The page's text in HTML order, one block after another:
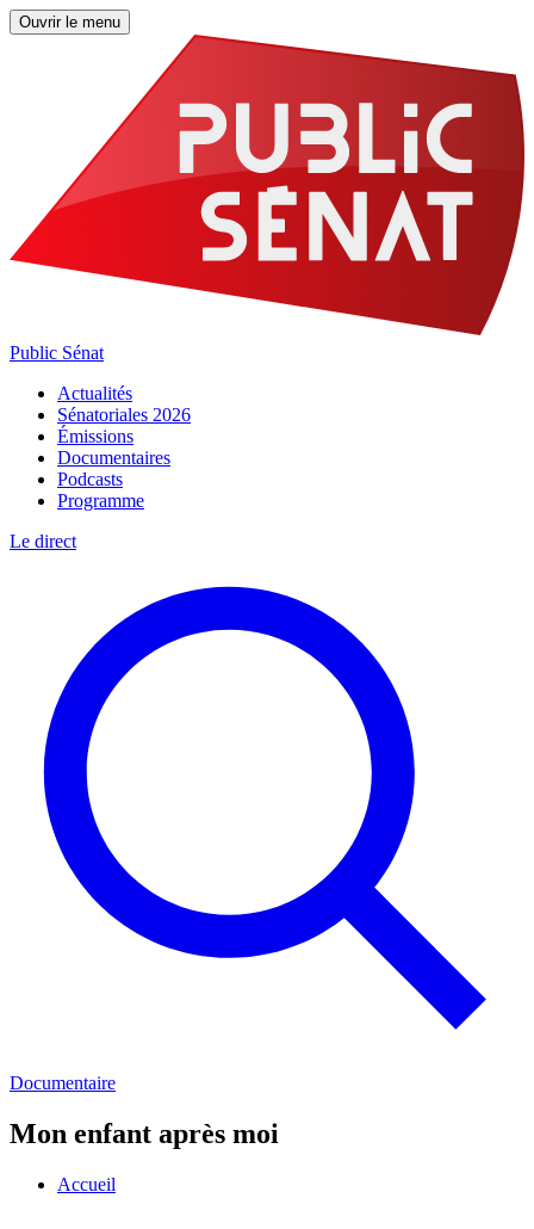
Ouvrir le menu
Public Sénat
Actualités
Sénatoriales 2026
Émissions
Documentaires
Podcasts
Programme
Le direct
Documentaire
Mon enfant après moi
Accueil